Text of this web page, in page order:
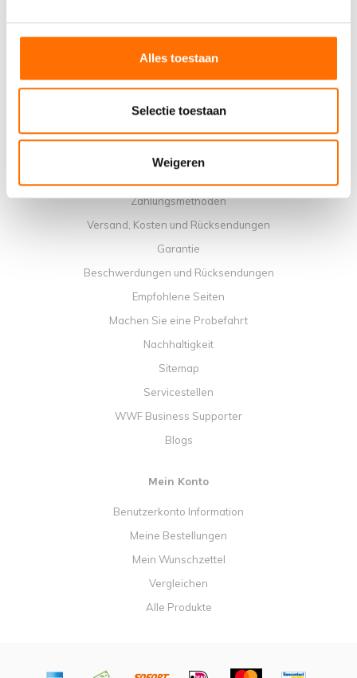
Alles toestaan
Selectie toestaan
Weigeren
Kontakt
Workshop-Kalender
Handbücher
Zahlungsmethoden
Versand, Kosten und Rücksendungen
Garantie
Beschwerdungen und Rücksendungen
Empfohlene Seiten
Machen Sie eine Probefahrt
Nachhaltigkeit
Sitemap
Servicestellen
WWF Business Supporter
Blogs
Mein Konto
Benutzerkonto Information
Meine Bestellungen
Mein Wunschzettel
Vergleichen
Alle Produkte